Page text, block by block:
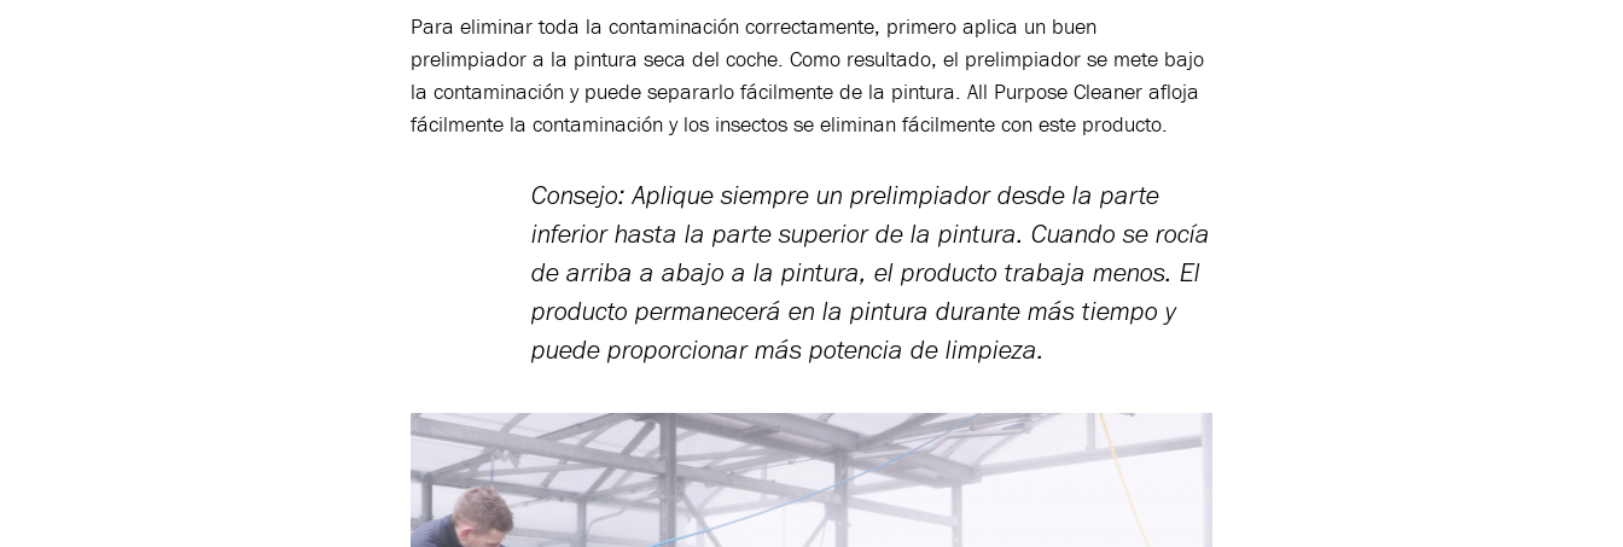
Para eliminar toda la contaminación correctamente, primero aplica un buen
prelimpiador a la pintura seca del coche. Como resultado, el prelimpiador se mete bajo
la contaminación y puede separarlo fácilmente de la pintura. All Purpose Cleaner afloja
fácilmente la contaminación y los insectos se eliminan fácilmente con este producto.
Consejo: Aplique siempre un prelimpiador desde la parte
inferior hasta la parte superior de la pintura. Cuando se rocía
de arriba a abajo a la pintura, el producto trabaja menos. El
producto permanecerá en la pintura durante más tiempo y
puede proporcionar más potencia de limpieza.